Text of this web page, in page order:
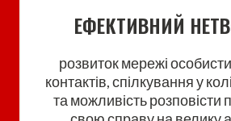
ЕФЕКТИВНИЙ
розвиток мережі
контактів, спілкування у
та можливість розповісти